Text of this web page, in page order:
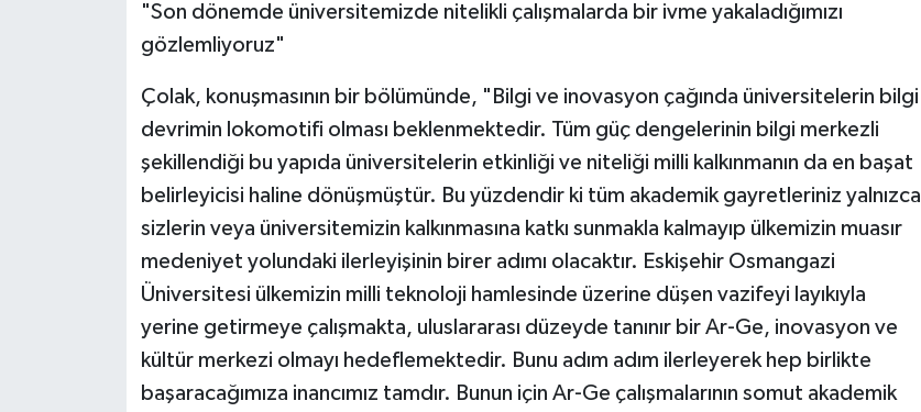
"Son dönemde üniversitemizde nitelikli çalışmalarda bir ivme yakaladığımızı
gözlemliyoruz"
Çolak, konuşmasının bir bölümünde, "Bilgi ve inovasyon çağında üniversitelerin bilgi
devrimin lokomotifi olması beklenmektedir. Tüm güç dengelerinin bilgi merkezli
şekillendiği bu yapıda üniversitelerin etkinliği ve niteliği milli kalkınmanın da en başat
belirleyicisi haline dönüşmüştür. Bu yüzdendir ki tüm akademik gayretleriniz yalnızca
sizlerin veya üniversitemizin kalkınmasına katkı sunmakla kalmayıp ülkemizin muasır
medeniyet yolundaki ilerleyişinin birer adımı olacaktır. Eskişehir Osmangazi
Üniversitesi ülkemizin milli teknoloji hamlesinde üzerine düşen vazifeyi layıkıyla
yerine getirmeye çalışmakta, uluslararası düzeyde tanınır bir Ar-Ge, inovasyon ve
kültür merkezi olmayı hedeflemektedir. Bunu adım adım ilerleyerek hep birlikte
başaracağımıza inancımız tamdır. Bunun için Ar-Ge çalışmalarının somut akademik